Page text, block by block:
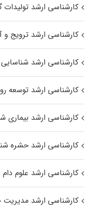
کارشناسی ارشد تولیدات
کارشناسی ارشد ترویج
کارشناسی ارشد شناسایی
کارشناسی ارشد توسعه
کارشناسی ارشد بیماری‌
کارشناسی ارشد حشره‌
کارشناسی ارشد علوم
کارشناسی ارشد